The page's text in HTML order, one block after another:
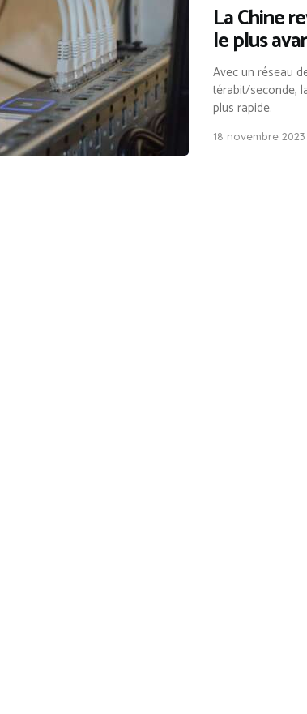
La Chine
le plus
Avec un réseau
térabit/seconde,
plus rapide.
18 novembre 2023